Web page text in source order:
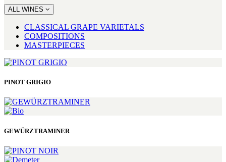
ALL WINES
CLASSICAL GRAPE VARIETALS
COMPOSITIONS
MASTERPIECES
PINOT GRIGIO
GEWÜRZTRAMINER